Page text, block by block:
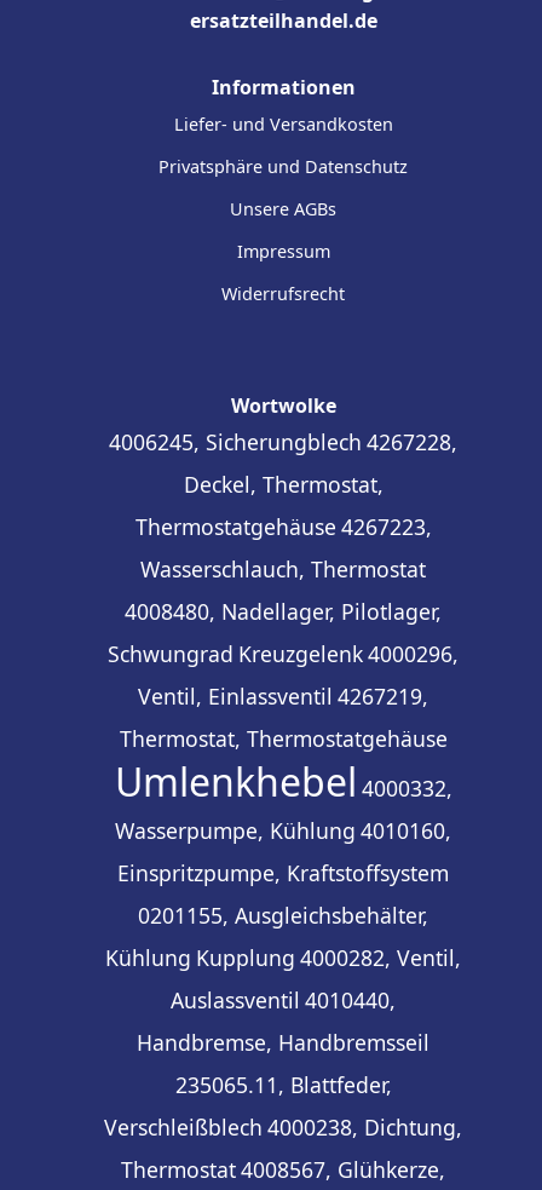
ersatzteilhandel.de
Informationen
Liefer- und Versandkosten
Privatsphäre und Datenschutz
Unsere AGBs
Impressum
Widerrufsrecht
Wortwolke
4006245, Sicherungblech 4267228,
Deckel, Thermostat,
Thermostatgehäuse 4267223,
Wasserschlauch, Thermostat
4008480, Nadellager, Pilotlager,
Schwungrad Kreuzgelenk4000296,
Ventil, Einlassventil 4267219,
Thermostat, Thermostatgehäuse
Umlenkhebel 4000332,
Wasserpumpe, Kühlung 4010160,
Einspritzpumpe, Kraftstoffsystem
0201155, Ausgleichsbehälter,
Kühlung Kupplung 4000282, Ventil,
Auslassventil 4010440,
Handbremse, Handbremsseil
235065.11, Blattfeder,
Verschleißblech 4000238, Dichtung,
Thermostat4008567, Glühkerze,